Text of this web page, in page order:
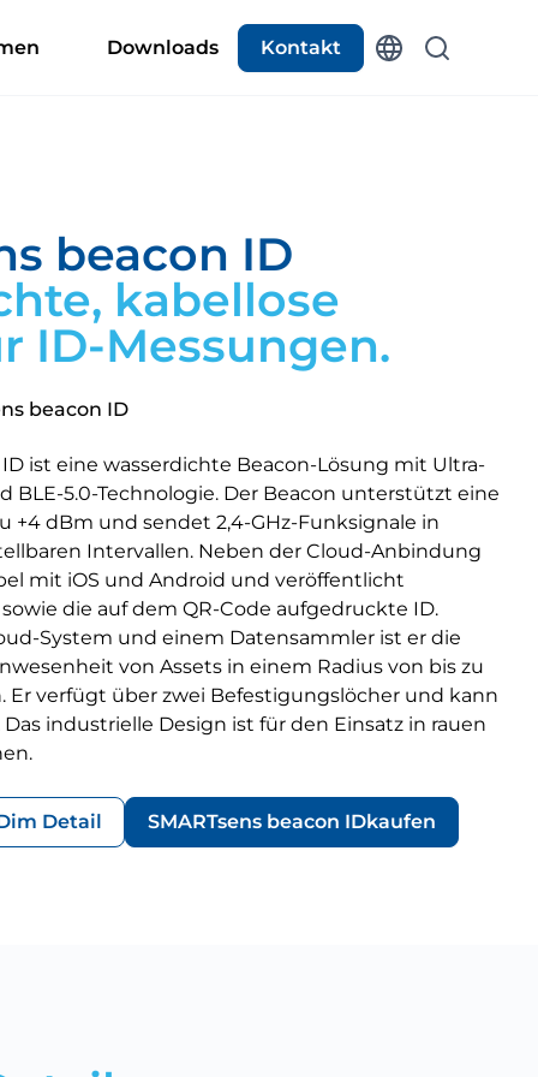
Downloads Kontakt
beacon ID
kabellose
ID-Messungen.
beacon ID
ID ist eine wasserdichte Beacon-Lösung mit Ultra-
BLE-5.0-Technologie. Der Beacon unterstützt eine
+4 dBm und sendet 2,4-GHz-Funksignale in
Intervallen. Neben der Cloud-Anbindung
mit iOS und Android und veröffentlicht
die auf dem QR-Code aufgedruckte ID.
System und einem Datensammler ist er die
von Assets in einem Radius von bis zu
Er verfügt über zwei Befestigungslöcher und kann
industrielle Design ist für den Einsatz in rauen
im Detail SMARTsens beacon IDkaufen